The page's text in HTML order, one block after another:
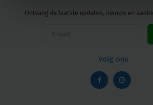
Ontvang de laatste updates, nieuws en
Volg ons